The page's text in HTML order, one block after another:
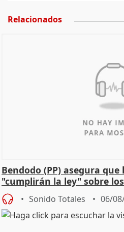
Relacionados
Bendodo (PP) asegura que
"cumplirán la ley" sobre
Sonido Totales 06/